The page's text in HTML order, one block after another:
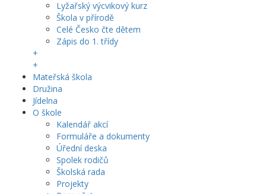
Lyžařský výcvikový kurz
Škola v přírodě
Celé Česko čte dětem
Zápis do 1. třídy
+
+
Mateřská škola
Družina
Jídelna
O škole
Kalendář akcí
Formuláře a dokumenty
Úřední deska
Spolek rodičů
Školská rada
Projekty